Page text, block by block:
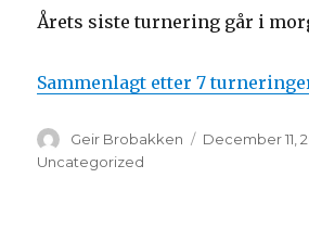
Årets siste turnering går i
Sammenlagt etter 7
Author
Geir Brobakken
Posted
December 11,
Uncategorized